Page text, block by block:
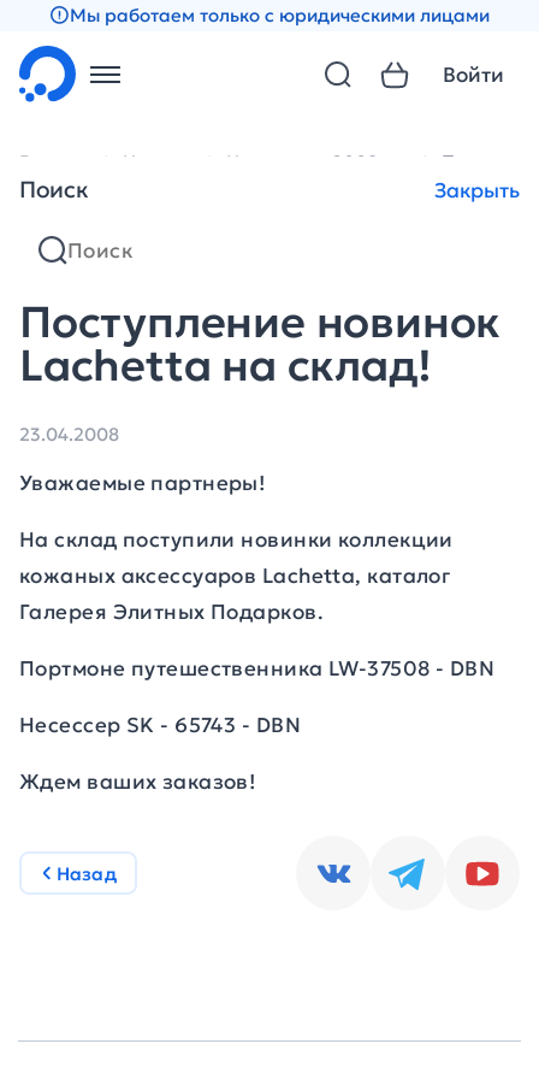
Мы работаем только с юридическими лицами
Поиск Закрыть
Войти
Главная Новости Новости за 2008 год
Поступление новинок
Lachetta на склад!
23.04.2008
Уважаемые партнеры!
На склад поступили новинки коллекции
кожаных аксессуаров Lachetta, каталог
Галерея Элитных Подарков.
Портмоне путешественника LW-37508 - DBN
Несессер SK - 65743 - DBN
Ждем ваших заказов!
Назад